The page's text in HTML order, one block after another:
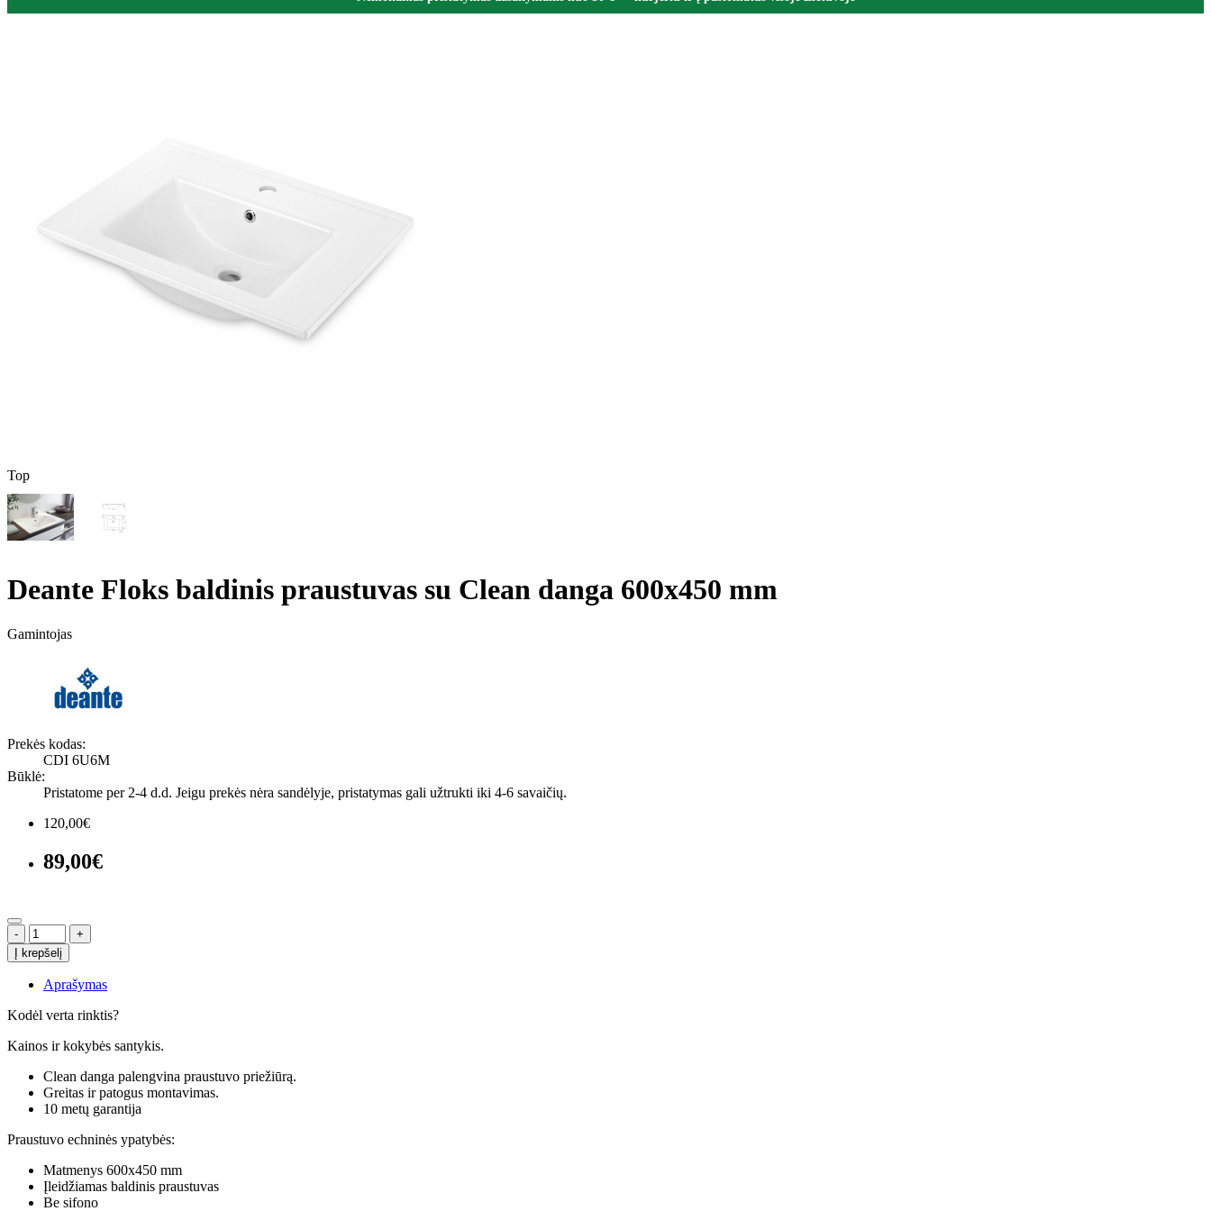
Top
Deante Floks baldinis praustuvas su Clean danga 600x450 mm
Gamintojas
Prekės kodas:
CDI 6U6M
Būklė:
Pristatome per 2-4 d.d. Jeigu prekės nėra sandėlyje, pristatymas gali užtrukti iki 4-6 savaičių.
120,00€
89,00€
-
+
Į krepšelį
Aprašymas
Kodėl verta rinktis?
Kainos ir kokybės santykis.
Clean danga palengvina praustuvo priežiūrą.
Greitas ir patogus montavimas.
10 metų garantija
Praustuvo echninės ypatybės:
Matmenys 600x450 mm
Įleidžiamas baldinis praustuvas
Be sifono